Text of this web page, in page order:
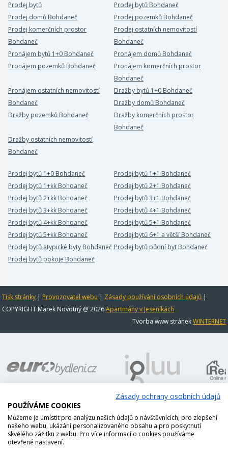
Prodej bytů
Prodej bytů Bohdaneč
Prodej domů Bohdaneč
Prodej pozemků Bohdaneč
Prodej komerčních prostor
Bohdaneč
Prodej ostatních nemovitostí
Bohdaneč
Pronájem bytů 1+0 Bohdaneč
Pronájem domů Bohdaneč
Pronájem pozemků Bohdaneč
Pronájem komerčních prostor
Bohdaneč
Pronájem ostatních nemovitostí
Bohdaneč
Dražby bytů 1+0 Bohdaneč
Dražby domů Bohdaneč
Dražby pozemků Bohdaneč
Dražby komerčních prostor
Bohdaneč
Dražby ostatních nemovitostí
Bohdaneč
Prodej bytů 1+0 Bohdaneč
Prodej bytů 1+1 Bohdaneč
Prodej bytů 1+kk Bohdaneč
Prodej bytů 2+1 Bohdaneč
Prodej bytů 2+kk Bohdaneč
Prodej bytů 3+1 Bohdaneč
Prodej bytů 3+kk Bohdaneč
Prodej bytů 4+1 Bohdaneč
Prodej bytů 4+kk Bohdaneč
Prodej bytů 5+1 Bohdaneč
Prodej bytů 5+kk Bohdaneč
Prodej bytů 6+1 a větší Bohdaneč
Prodej bytů atypické byty Bohdaneč Prodej bytů půdní byt Bohdaneč
Prodej bytů pokoje Bohdaneč
Tisk stránky | Provozovatel webu | Zásady používání osobních údajů |
COPYRIGHT Marek Novotný @ 2026Apartmány v Jeseníkách
Tvorba www stránekWINTERNET
Zásady ochrany osobních údajů
POUŽÍVÁME COOKIES
Můžeme je umístit pro analýzu našich údajů o návštěvnících, pro zlepšení
našeho webu, ukázání personalizovaného obsahu a pro poskytnutí
skvělého zážitku z webu. Pro více informací o cookies používáme
otevřené nastavení.